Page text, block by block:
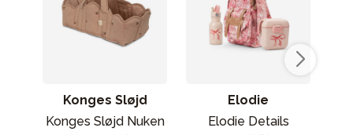
Konges Sløjd
Konges Sløjd Nuken
Elodie
Elodie Details